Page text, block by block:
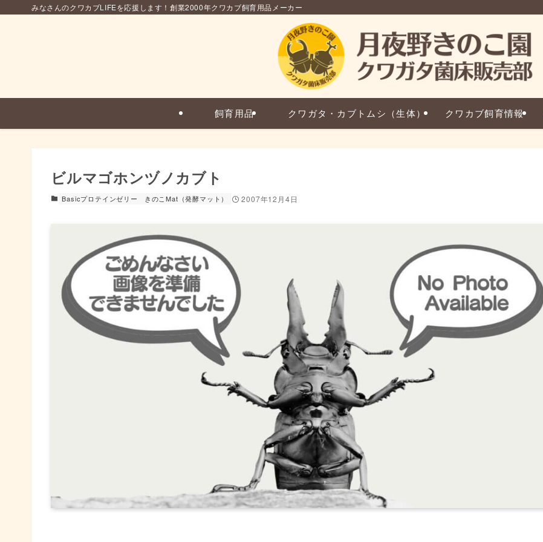
みなさんのクワカブLIFEを応援します！創業2000年クワカブ飼育用品メーカー
飼育用品 クワガタ・カブトムシ（生体） クワカブ飼育情報
ビルマゴホンヅノカブト
Basicプロテインゼリー きのこMat（発酵マット） 2007年12月4日